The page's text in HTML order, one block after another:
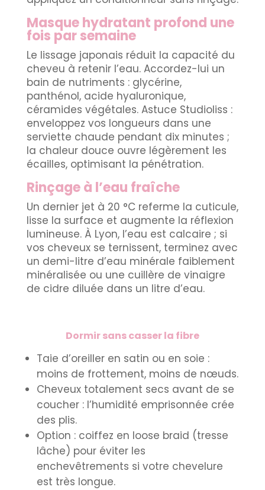
Masque hydratant profond une
fois par semaine
Le lissage japonais réduit la capacité du
cheveu à retenir l’eau. Accordez-lui un
bain de nutriments : glycérine,
panthénol, acide hyaluronique,
céramides végétales. Astuce Studioliss :
enveloppez vos longueurs dans une
serviette chaude pendant dix minutes ;
la chaleur douce ouvre légèrement les
écailles, optimisant la pénétration.
Rinçage à l’eau fraîche
Un dernier jet à 20 °C referme la cuticule,
lisse la surface et augmente la réflexion
lumineuse. À Lyon, l’eau est calcaire ; si
vos cheveux se ternissent, terminez avec
un demi-litre d’eau minérale faiblement
minéralisée ou une cuillère de vinaigre
de cidre diluée dans un litre d’eau.
Dormir sans casser la fibre
Taie d’oreiller en satin ou en soie :
moins de frottement, moins de nœuds.
Cheveux totalement secs avant de se
coucher : l’humidité emprisonnée crée
des plis.
Option : coiffez en loose braid (tresse
lâche) pour éviter les
enchevêtrements si votre chevelure
est très longue.